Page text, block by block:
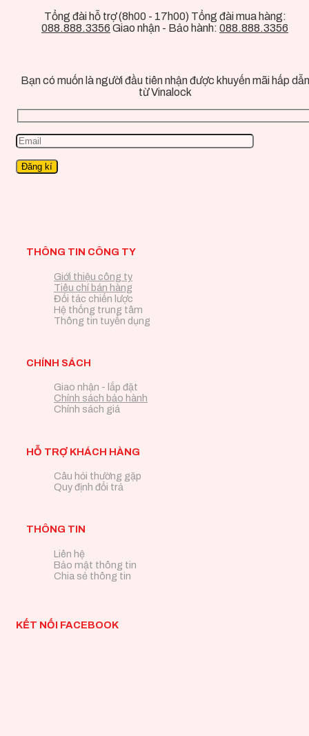
Tổng đài hỗ trợ (8h00 - 17h00) Tổng đài mua hàng:
088.888.3356 Giao nhận - Bảo hành: 088.888.3356
Bạn có muốn là người đầu tiên nhận được khuyến mãi hấp dẫn
từ Vinalock
THÔNG TIN CÔNG TY
Giới thiệu công ty
Tiêu chí bán hàng
Đối tác chiến lược
Hệ thống trung tâm
Thông tin tuyển dụng
CHÍNH SÁCH
Giao nhận - lắp đặt
Chính sách bảo hành
Chính sách giá
HỖ TRỢ KHÁCH HÀNG
Câu hỏi thường gặp
Quy định đổi trả
THÔNG TIN
Liên hệ
Bảo mật thông tin
Chia sẻ thông tin
KẾT NỐI FACEBOOK